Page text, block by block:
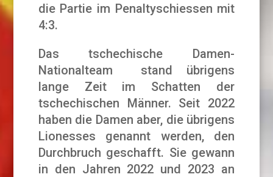
die Partie im Penaltyschiessen mit
4:3.
Das tschechische Damen-
Nationalteam stand übrigens
lange Zeit im Schatten der
tschechischen Männer. Seit 2022
haben die Damen aber, die übrigens
Lionesses genannt werden, den
Durchbruch geschafft. Sie gewann
in den Jahren 2022 und 2023 an